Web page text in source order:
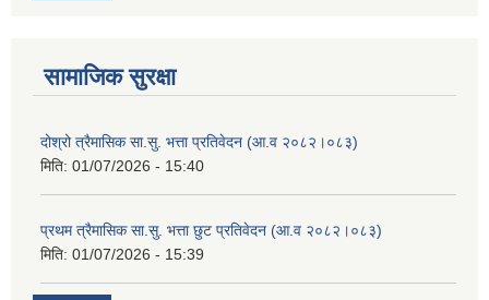
सामाजिक सुरक्षा
दोश्रो त्रैमासिक सा.सु. भत्ता प्रतिवेदन (आ.व २०८२।०८३)
मिति: 01/07/2026 - 15:40
प्रथम त्रैमासिक सा.सु. भत्ता छुट प्रतिवेदन (आ.व २०८२।०८३)
मिति: 01/07/2026 - 15:39